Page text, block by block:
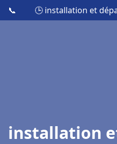
📞 🕒 installation et
installation